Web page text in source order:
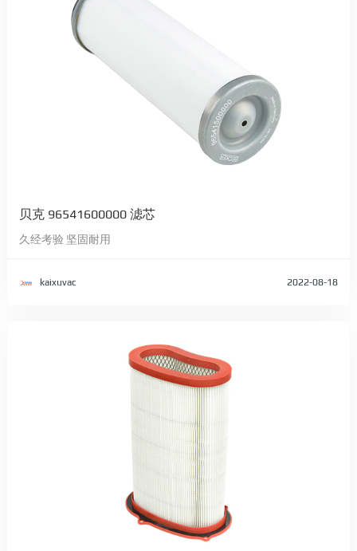
贝克 96541600000 滤芯
久经考验 坚固耐用
kaixuvac 2022-08-18